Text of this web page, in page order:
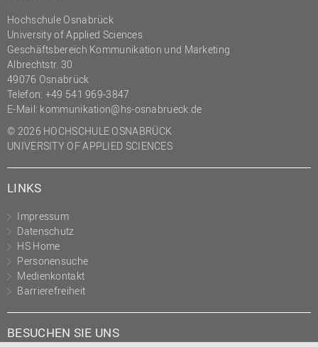
Hochschule Osnabrück
University of Applied Sciences
Geschäftsbereich Kommunikation und Marketing
Albrechtstr. 30
49076 Osnabrück
Telefon: +49 541 969-3847
E-Mail: kommunikation@hs-osnabrueck.de
© 2026 HOCHSCHULE OSNABRÜCK
UNIVERSITY OF APPLIED SCIENCES
LINKS
Impressum
Datenschutz
HS Home
Personensuche
Medienkontakt
Barrierefreiheit
BESUCHEN SIE UNS